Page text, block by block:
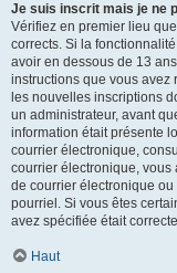
Je suis inscrit mais je ne
Vérifiez en premier lieu
corrects. Si la
avoir en dessous de 13
instructions que vous avez
les nouvelles inscriptions
un administrateur, avant
information était présente
courrier électronique,
courrier électronique, vous
de courrier électronique
pourriel. Si vous êtes
avez spécifiée était
Haut